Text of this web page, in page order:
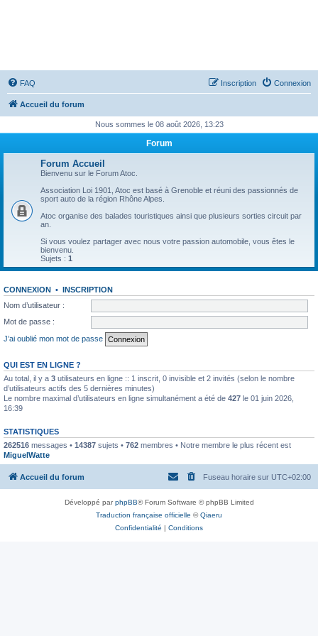
FAQ Connexion
Inscription
Accueil du forum
Nous sommes le 08 août 2026, 13:23
Forum
Forum Accueil
Bienvenu sur le Forum Atoc.
Association Loi 1901, Atoc est basé à Grenoble et réuni des passionnés de
sport auto de la région Rhône Alpes.
Atoc organise des balades touristiques ainsi que plusieurs sorties circuit par
an.
Si vous voulez partager avec nous votre passion automobile, vous êtes le
bienvenu.
Sujets : 1
CONNEXION • INSCRIPTION
Nom d’utilisateur :
Mot de passe :
J’ai oublié mon mot de passe
QUI EST EN LIGNE ?
Au total, il y a 3 utilisateurs en ligne :: 1 inscrit, 0 invisible et 2 invités (selon le nombre
d’utilisateurs actifs des 5 dernières minutes)
Le nombre maximal d’utilisateurs en ligne simultanément a été de 427 le 01 juin 2026,
16:39
STATISTIQUES
262516 messages • 14387 sujets • 762 membres • Notre membre le plus récent est
MiguelWatte
Accueil du forum Fuseau horaire sur UTC+02:00
Développé parphpBB® Forum Software © phpBB Limited
Traduction française officielle ©Qiaeru
Confidentialité | Conditions